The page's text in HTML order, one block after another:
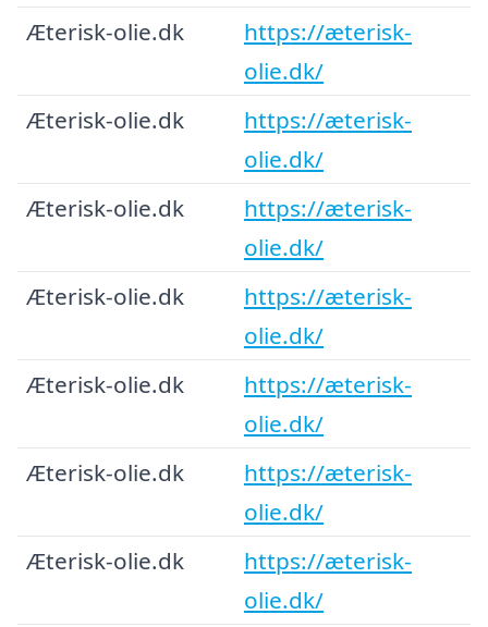
Æterisk-olie.dk
https://æterisk-
olie.dk/
Æterisk-olie.dk
https://æterisk-
olie.dk/
Æterisk-olie.dk
https://æterisk-
olie.dk/
Æterisk-olie.dk
https://æterisk-
olie.dk/
Æterisk-olie.dk
https://æterisk-
olie.dk/
Æterisk-olie.dk
https://æterisk-
olie.dk/
Æterisk-olie.dk
https://æterisk-
olie.dk/